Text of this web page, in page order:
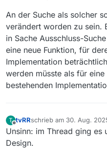
An der Suche als solcher
verändert worden zu sein.
in Sache Ausschluss-
eine neue Funktion, für
Implementation
werden müsste als für
bestehenden
T
Offline
tvRRschrieb am 30. Aug.
zuletzt editiert von
Unsinn: im Thread ging es
Design.